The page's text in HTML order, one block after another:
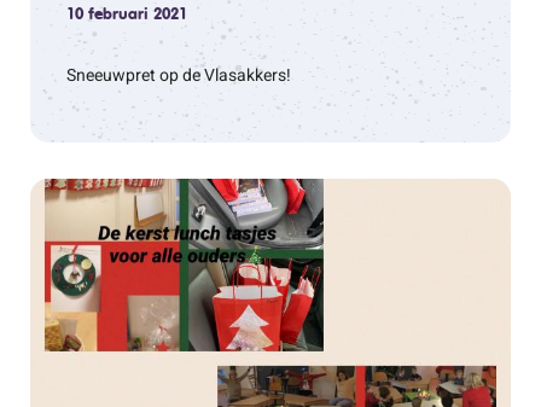
10 februari 2021
Sneeuwpret op de Vlasakkers!